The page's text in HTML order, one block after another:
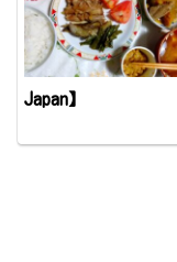
Japan】